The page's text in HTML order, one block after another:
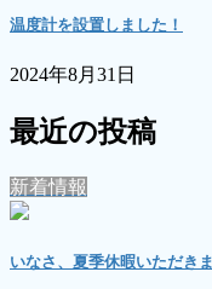
温度計を設置しました！
2024年8月31日
最近の投稿
新着情報
いなさ、夏季休暇いただき